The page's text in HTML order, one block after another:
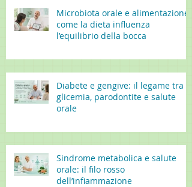
Microbiota orale e alimentazione:
come la dieta influenza
l’equilibrio della bocca
Diabete e gengive: il legame tra
glicemia, parodontite e salute
orale
Sindrome metabolica e salute
orale: il filo rosso
dell’infiammazione